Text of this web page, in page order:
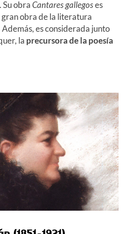
. Su obraCantares gallegoses
obra de la literatura
es considerada junto
la precursora de la poesía